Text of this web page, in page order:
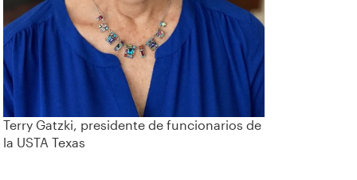
Terry Gatzki, presidente de funcionarios de
la USTA Texas